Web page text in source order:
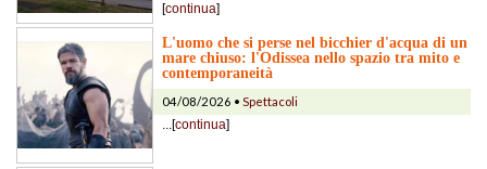
[continua]
L'uomo che si perse nel bicchier d'acqua di un
mare chiuso: l'Odissea nello spazio tra mito e
contemporaneità
04/08/2026 • Spettacoli
...[continua]